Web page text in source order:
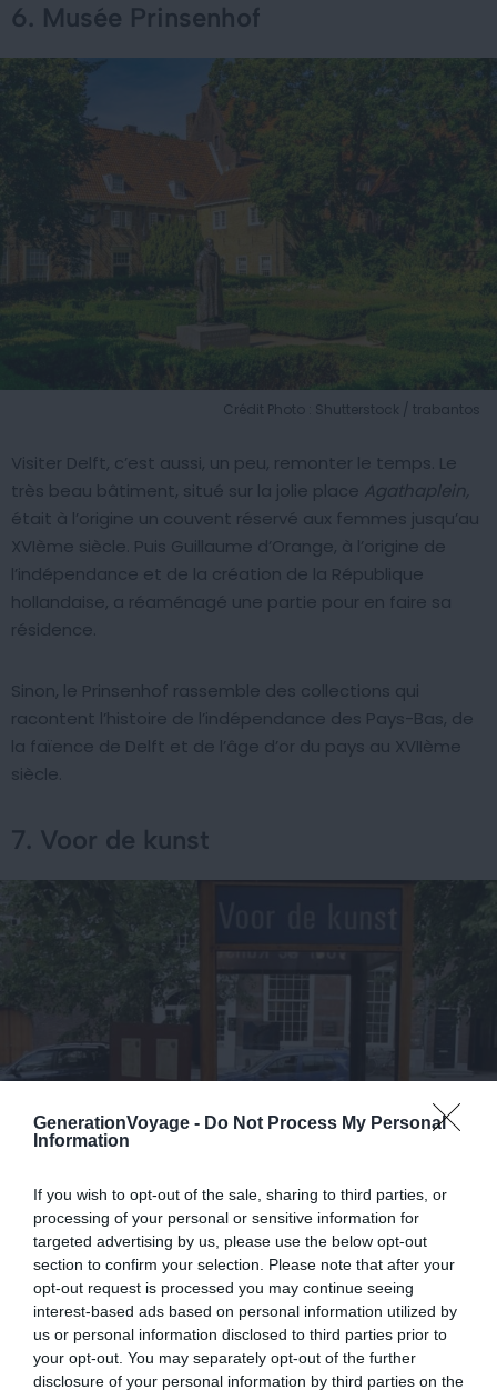
GenerationVoyage - Do Not Process My Personal
Information
If you wish to opt-out of the sale, sharing to third parties, or
processing of your personal or sensitive information for
targeted advertising by us, please use the below opt-out
section to confirm your selection. Please note that after your
opt-out request is processed you may continue seeing
interest-based ads based on personal information utilized by
us or personal information disclosed to third parties prior to
your opt-out. You may separately opt-out of the further
disclosure of your personal information by third parties on the
6. Musée Prinsenhof
Crédit Photo : Shutterstock / trabantos
Visiter Delft, c’est aussi, un peu, remonter le temps. Le
très beau bâtiment, situé sur la jolie place Agathaplein,
était à l’origine un couvent réservé aux femmes jusqu’au
XVIème siècle. Puis Guillaume d’Orange, à l’origine de
l’indépendance et de la création de la République
hollandaise, a réaménagé une partie pour en faire sa
résidence.
Sinon, le Prinsenhof rassemble des collections qui
racontent l’histoire de l’indépendance des Pays-Bas, de
la faïence de Delft et de l’âge d’or du pays au XVIIème
siècle.
7. Voor de kunst
Crédit photo : Flickr / Gerard Stolk
Pour être petit, il est petit, de la taille d’une cabine
téléphonique. Sur l’Oude Delft, le plus vieux canal de la